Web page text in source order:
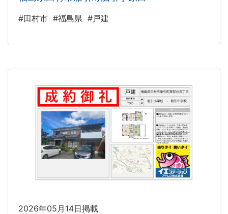
#田村市 #福島県 #戸建
2026年05月14日掲載